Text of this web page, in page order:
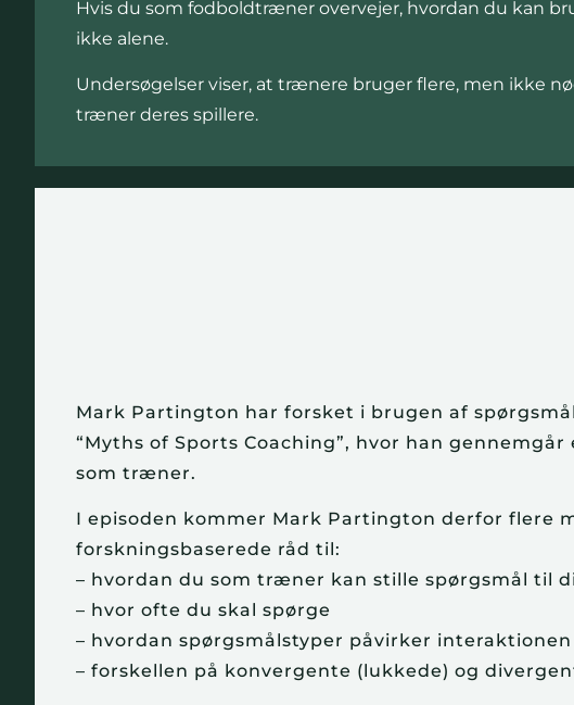
Hvis du som fodboldtræner overvejer, hvordan du kan
ikke alene.
Undersøgelser viser, at trænere bruger flere, men ikke
træner deres spillere.
Mark Partington har forsket i brugen af
“Myths of Sports Coaching”, hvor han
som træner.
I episoden kommer Mark Partington derfor flere
forskningsbaserede råd til:
– hvordan du som træner kan stille spørgsmål til
– hvor ofte du skal spørge
– hvordan spørgsmålstyper påvirker interaktionen
– forskellen på konvergente (lukkede) og